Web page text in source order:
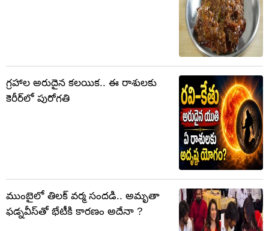
గ్రహాల అరుదైన కలయిక.. ఈ రాశులకు
కెరీర్‌లో పురోగతి
ముంబైలో తిలక్ వర్మ సందడి.. అమృతా
ఫడ్నవీస్‌తో భేటీకి కారణం అదేనా ?